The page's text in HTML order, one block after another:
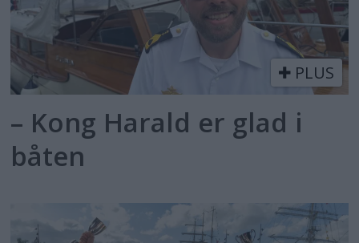
PLUS
– Kong Harald er glad i
båten